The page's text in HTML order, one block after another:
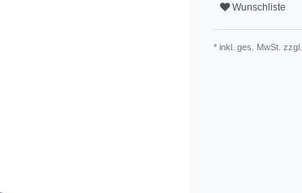
Wunschliste
* inkl. ges. MwSt. zzgl.